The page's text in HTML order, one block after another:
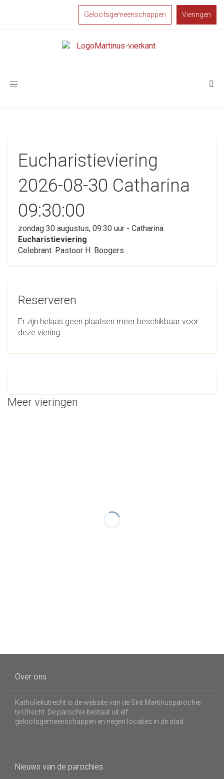
Geloofsgemeenschappen Vieringen
Toggle
Eucharistieviering
2026-08-30 Catharina
09:30:00
zondag 30 augustus, 09:30 uur - Catharina
Eucharistieviering
Celebrant: Pastoor H. Boogers
Reserveren
Er zijn helaas geen plaatsen meer beschikbaar voor
deze viering
Meer vieringen
Over ons
Katholiekutrecht is de website van de Sint Martinusparochie
te Utrecht. De parochie bestaat uit elf
geloofsgemeenschappen en negen locaties in de stad.
Nieuws van de parochies